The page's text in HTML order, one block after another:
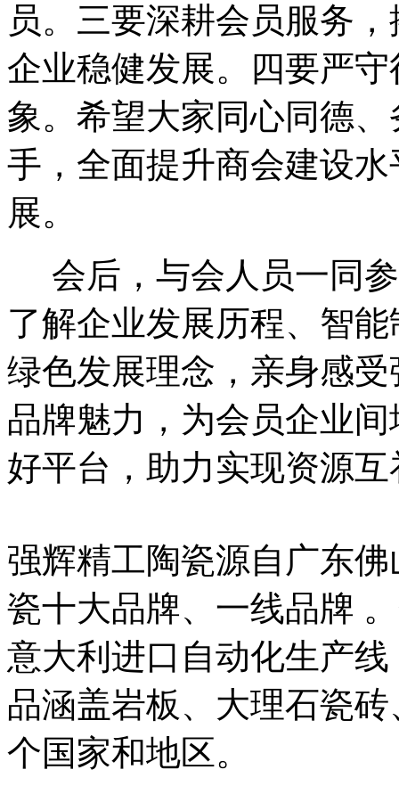
员。三要深耕会员服务
企业稳健发展。四要严
象。希望大家同心同德
手，全面提升商会建设
展。
会后，与会人员一同
了解企业发展历程、智
绿色发展理念，亲身感
品牌魅力，为会员企业
好平台，助力实现资源
强辉精工陶瓷源自广东
瓷十大品牌、一线品牌
意大利进口自动化生产
品涵盖岩板、大理石瓷
个国家和地区。